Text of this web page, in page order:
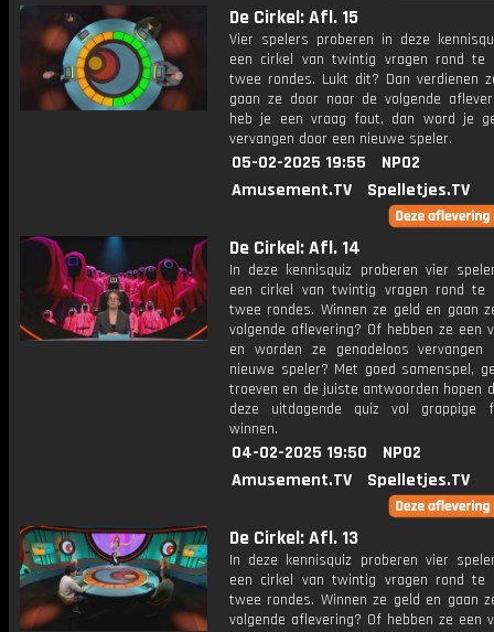
De Cirkel: Afl. 15
Vier spelers proberen in deze
een cirkel van twintig vragen rond te
twee rondes. Lukt dit? Dan verdienen
gaan ze door naar de volgende
heb je een vraag fout, dan word je
vervangen door een nieuwe speler.
05-02-2025 19:55
NPO2
Amusement.TV
Spelletjes.TV
De Cirkel: Afl. 14
In deze kennisquiz proberen vier
een cirkel van twintig vragen rond te
twee rondes. Winnen ze geld en gaan
volgende aflevering? Of hebben ze een
en worden ze genadeloos vervangen
nieuwe speler? Met goed samenspel,
troeven en de juiste antwoorden hopen
deze uitdagende quiz vol grappige
winnen.
04-02-2025 19:50
NPO2
Amusement.TV
Spelletjes.TV
De Cirkel: Afl. 13
In deze kennisquiz proberen vier
een cirkel van twintig vragen rond te
twee rondes. Winnen ze geld en gaan
volgende aflevering? Of hebben ze een